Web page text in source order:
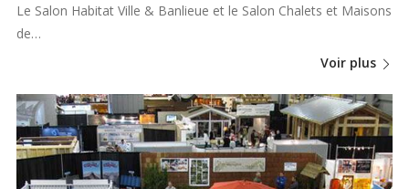
Le Salon Habitat Ville & Banlieue et le Salon Chalets et Maisons
de…
Voir plus